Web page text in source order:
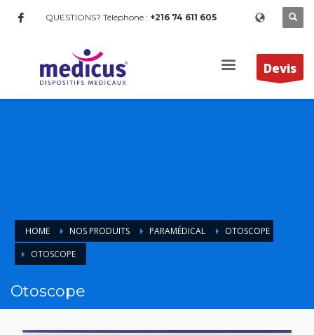
QUESTIONS? Téléphone : +216 74 611 605
Devis
HOME NOS PRODUITS PARAMÉDICAL
OTOSCOPE
OTOSCOPE
Otoscope